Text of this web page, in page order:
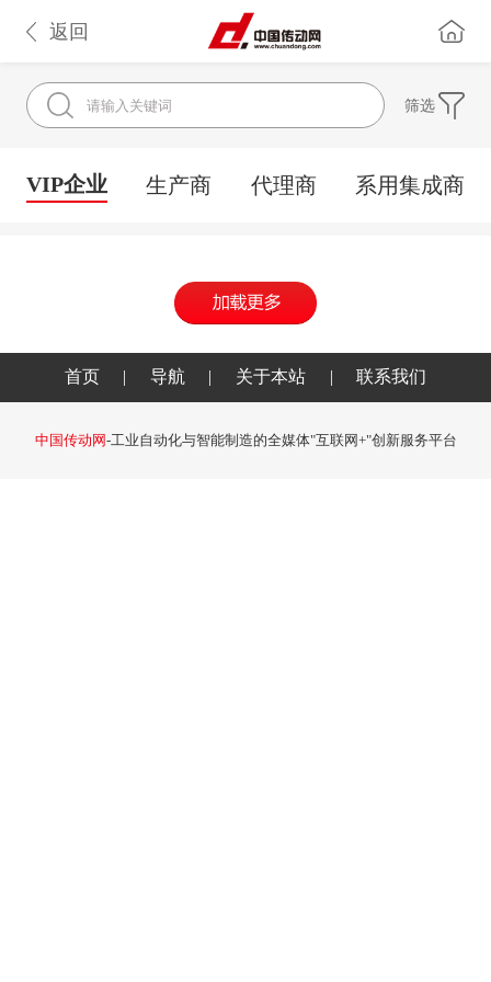
返回
筛选
VIP企业 生产商 代理商 系用集成商
首页 | 导航 | 关于本站 | 联系我们
中国传动网-工业自动化与智能制造的全媒体"互联网+"创新服务平台